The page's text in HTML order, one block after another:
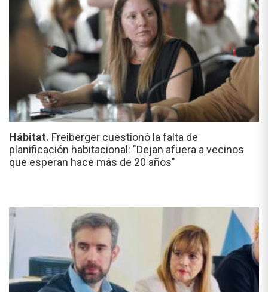
Hábitat. Freiberger cuestionó la falta de
planificación habitacional: "Dejan afuera a vecinos
que esperan hace más de 20 años"